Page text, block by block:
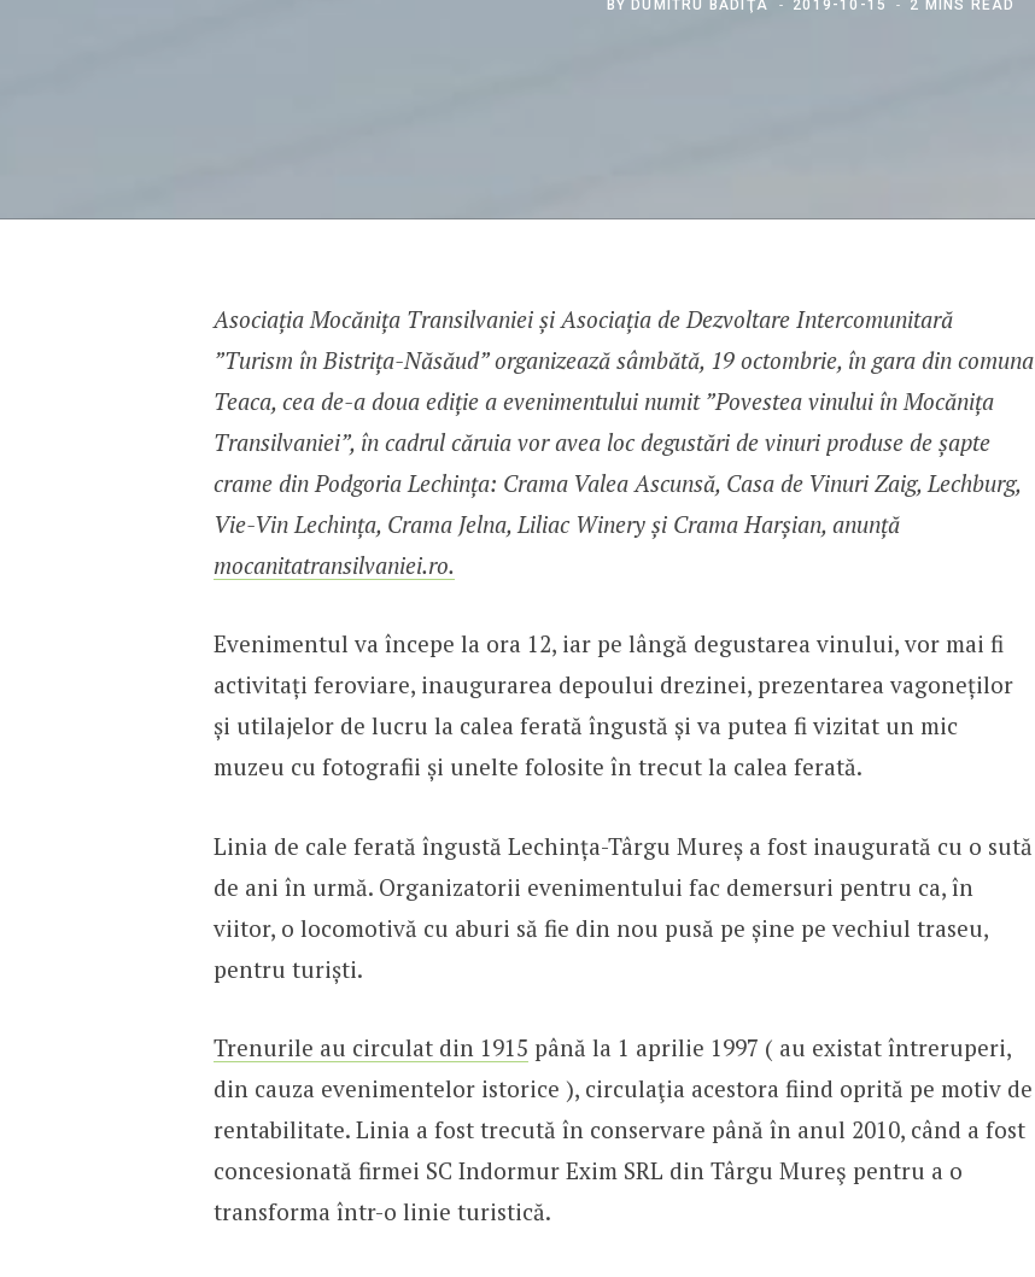
BY DUMITRU BĂDIŢA 2019-10-15 2 MINS READ
Asociația Mocănița Transilvaniei și Asociația de Dezvoltare Intercomunitară
”Turism în Bistrița-Năsăud” organizează sâmbătă, 19 octombrie, în gara din comuna
Teaca, cea de-a doua ediție a evenimentului numit ”Povestea vinului în Mocănița
Transilvaniei”, în cadrul căruia vor avea loc degustări de vinuri produse de șapte
crame din Podgoria Lechința: Crama Valea Ascunsă, Casa de Vinuri Zaig, Lechburg,
Vie-Vin Lechința, Crama Jelna, Liliac Winery și Crama Harșian, anunță
mocanitatransilvaniei.ro.
Evenimentul va începe la ora 12, iar pe lângă degustarea vinului, vor mai fi
activitați feroviare, inaugurarea depoului drezinei, prezentarea vagoneților
și utilajelor de lucru la calea ferată îngustă și va putea fi vizitat un mic
muzeu cu fotografii și unelte folosite în trecut la calea ferată.
Linia de cale ferată îngustă Lechința-Târgu Mureș a fost inaugurată cu o sută
de ani în urmă. Organizatorii evenimentului fac demersuri pentru ca, în
viitor, o locomotivă cu aburi să fie din nou pusă pe șine pe vechiul traseu,
pentru turiști.
Trenurile au circulat din 1915 până la 1 aprilie 1997 ( au existat întreruperi,
din cauza evenimentelor istorice ), circulaţia acestora fiind oprită pe motiv de
rentabilitate. Linia a fost trecută în conservare până în anul 2010, când a fost
concesionată firmei SC Indormur Exim SRL din Târgu Mureş pentru a o
transforma într-o linie turistică.